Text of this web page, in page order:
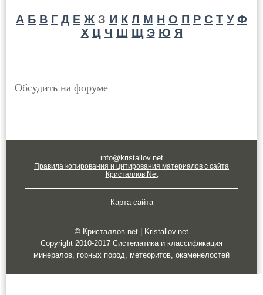
А Б В Г Д Е Ж З И К Л М Н О П Р С Т У Ф
Х Ц Ч Ш Щ Э Ю Я
Обсудить на форуме
info@kristallov.net
Правила копирования и цитирования материалов с сайта
Кристаллов.Net
Карта сайта
© Кристаллов.net | Kristallov.net
Copyright 2010-2017 Систематика и классификация
минералов, горных пород, метеоритов, окаменелостей